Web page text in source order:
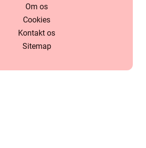
Om os
Cookies
Kontakt os
Sitemap